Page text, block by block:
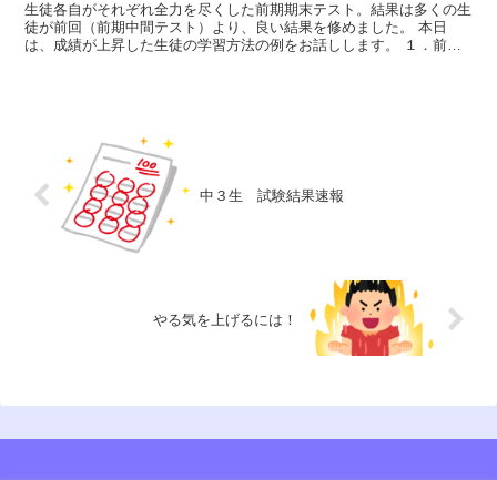
生徒各自がそれぞれ全力を尽くした前期期末テスト。結果は多くの生
徒が前回（前期中間テスト）より、良い結果を修めました。 本日
は、成績が上昇した生徒の学習方法の例をお話しします。 １．前回
中３生 試験結果速報
やる気を上げるには！